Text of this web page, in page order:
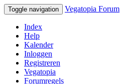
Toggle navigation Vegatopia Forum
Index
Help
Kalender
Inloggen
Registreren
Vegatopia
Forumregels